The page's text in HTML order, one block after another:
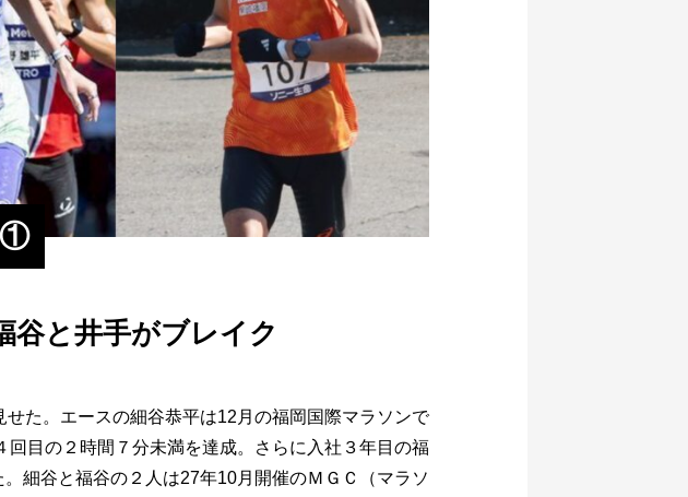
①
谷と井手がブレイク
た。エースの細谷恭平は12月の福岡国際マラソンで
目の２時間７分未満を達成。さらに入社３年目の福
細谷と福谷の２人は27年10月開催のＭＧＣ（マラソ